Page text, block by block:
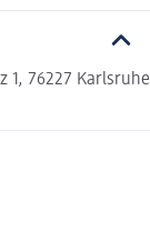
1, 76227 Karlsruhe